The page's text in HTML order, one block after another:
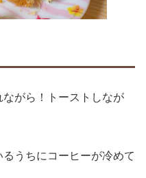
がら！トーストしなが
うちにコーヒーが冷めて